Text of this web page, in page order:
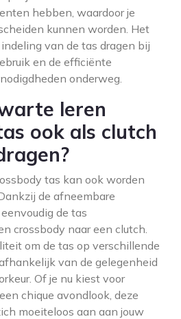
hebben, waardoor je
kunnen worden. Het
van de tas dragen bij
en de efficiënte
onderweg.
leren
ook als clutch
tas kan ook worden
de afneembare
de tas
crossbody naar een clutch.
om de tas op verschillende
van de gelegenheid
Of je nu kiest voor
chique avondlook, deze
moeiteloos aan aan jouw